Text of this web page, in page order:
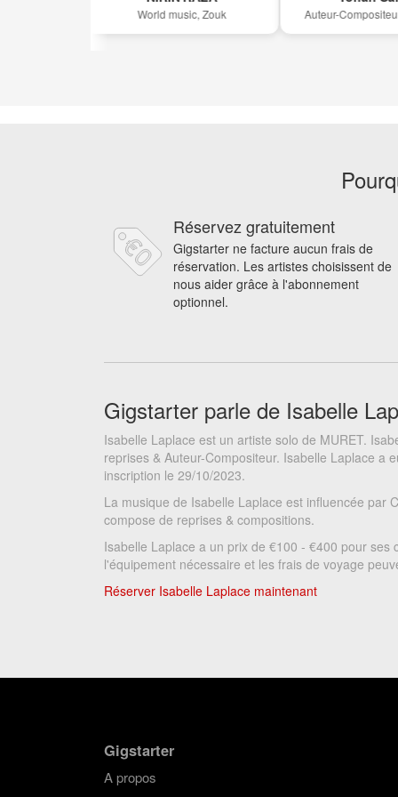
World music, Zouk Auteur-Compositeur,
Réservez gratuitement
Gigstarter ne facture aucun frais de
réservation. Les artistes choisissent de
nous aider grâce à l'abonnement
optionnel.
Gigstarter parle de Isabelle
Isabelle Laplace est un artiste solo de MURET.
reprises & Auteur-Compositeur. Isabelle Laplace a
inscription le 29/10/2023.
La musique de Isabelle Laplace est influencée par
compose de reprises & compositions.
Isabelle Laplace a un prix de €100 - €400 pour
l'équipement nécessaire et les frais de voyage
Réserver Isabelle Laplace maintenant
Gigstarter
A propos